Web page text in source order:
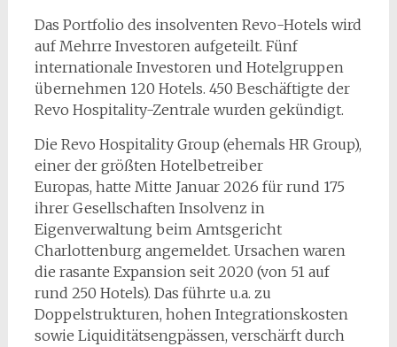
Das Portfolio des insolventen Revo-Hotels wird
auf Mehrre Investoren aufgeteilt. Fünf
internationale Investoren und Hotelgruppen
übernehmen 120 Hotels. 450 Beschäftigte der
Revo Hospitality-Zentrale wurden gekündigt.
Die Revo Hospitality Group (ehemals HR Group),
einer der größten Hotelbetreiber
Europas, hatte Mitte Januar 2026 für rund 175
ihrer Gesellschaften Insolvenz in
Eigenverwaltung beim Amtsgericht
Charlottenburg angemeldet. Ursachen waren
die rasante Expansion seit 2020 (von 51 auf
rund 250 Hotels). Das führte u.a. zu
Doppelstrukturen, hohen Integrationskosten
sowie Liquiditätsengpässen, verschärft durch